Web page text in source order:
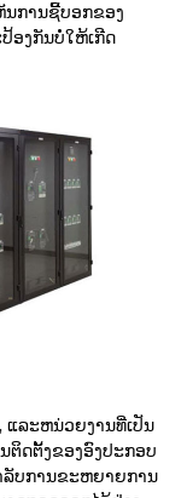
ນການຊີ້ບອກຂອງ
ອງກັນບໍ່ໃຫ້ເກີດ
ແລະຫນ່ວຍງານທີ່ເປັນ
ຕິດຕັ້ງຂອງອົງປະກອບ
ລັບການຂະຫຍາຍການ